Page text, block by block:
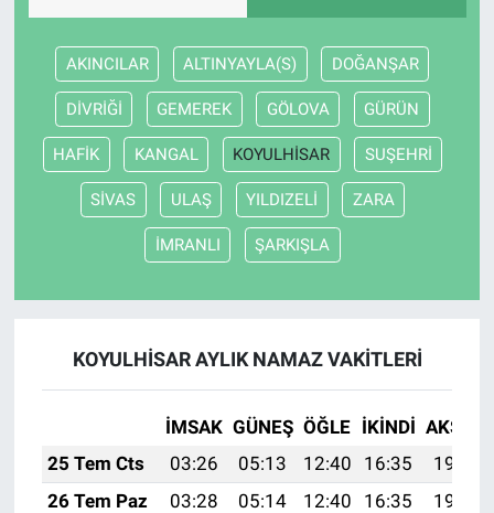
AKINCILAR ALTINYAYLA(S) DOĞANŞAR
DİVRİĞİ GEMEREK GÖLOVA GÜRÜN
HAFİK KANGAL KOYULHİSAR SUŞEHRİ
SİVAS ULAŞ YILDIZELİ ZARA
İMRANLI ŞARKIŞLA
KOYULHİSAR AYLIK NAMAZ VAKITLERI
İMSAK GÜNEŞ ÖĞLE İKINDI AKŞAM
25 Tem Cts
03:26 05:13 12:40 16:35
19:58
26 Tem Paz
03:28 05:14 12:40 16:35
19:57
Spor
Nöbetçi Eczaneler